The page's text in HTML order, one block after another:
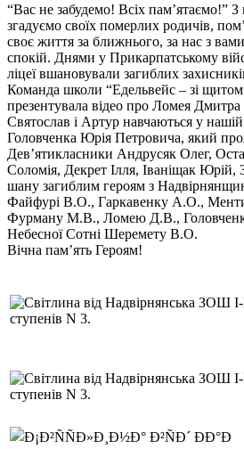
“Вас не забудемо! Всіх пам’ятаємо!”
згадуємо своїх померлих родичів,
своє життя за ближнього, за нас з
спокій. Днями у Прикарпатському
ліцеї вшановували загиблих
Команда школи “Едельвейс – зі
презентувала відео про Ломея
Святослав і Артур навчаються у
Головченка Юрія Петровича, який
Дев’ятикласники Андрусяк Олег,
Соломія, Декрет Ілля, Іваніщак Юрій,
шану загиблим героям з
Файфурі В.О., Гаркавенку А.О.,
Фурману М.В., Ломею Д.В.,
Небесної Сотні Шеремету В.О.
Вічна пам’ять Героям!